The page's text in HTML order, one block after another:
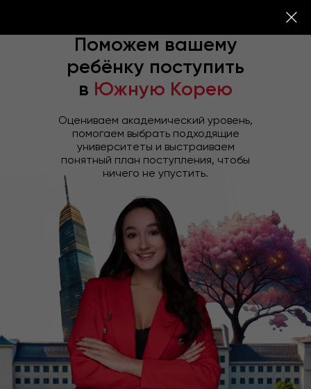
Поможем вашему
ребёнку поступить
в Южную Корею
Оцениваем академический уровень,
помогаем выбрать подходящие
университеты и выстраиваем
понятный план поступления, чтобы
ничего не упустить.